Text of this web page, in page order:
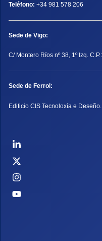
Teléfono: +34 981 578 206
Sede de Vigo:
C/ Montero Ríos nº 38, 1º Izq.
Sede de Ferrol:
Edificio CIS Tecnoloxía e